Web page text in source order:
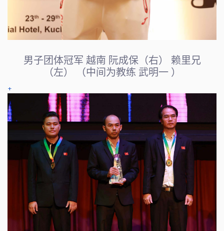
男子团体冠军 越南 阮成保（右） 赖里兄
（左） （中间为教练 武明一 ）
+